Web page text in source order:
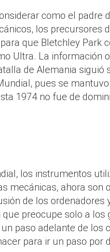
como el padre
los precursores
que Bletchley Park
Ultra. La información
de Alemania
pues se
1974 no fue de
los instrumentos
mecánicas, ahora son
de los
preocupe solo a
paso adelante de
para ir un paso por